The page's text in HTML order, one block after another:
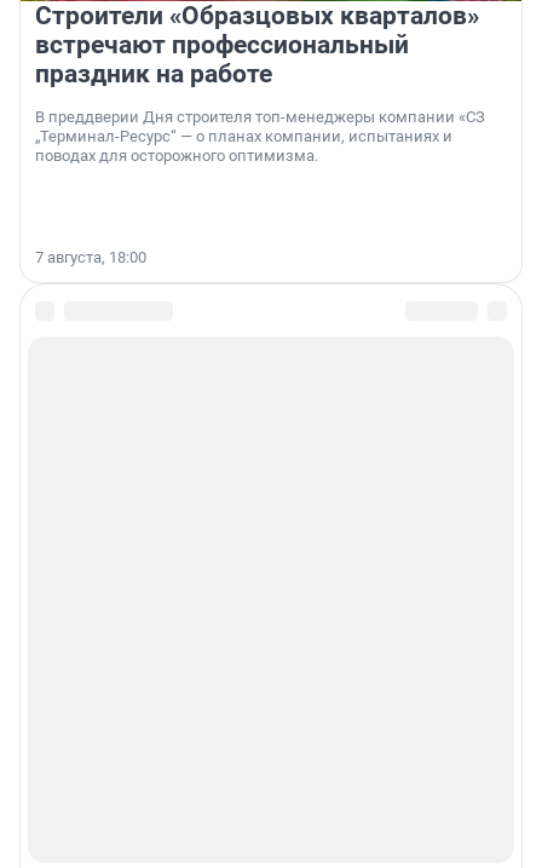
Строители «Образцовых кварталов»
встречают профессиональный
праздник на работе
В преддверии Дня строителя топ-менеджеры компании «СЗ
„Терминал-Ресурс“ — о планах компании, испытаниях и
поводах для осторожного оптимизма.
7 августа, 18:00